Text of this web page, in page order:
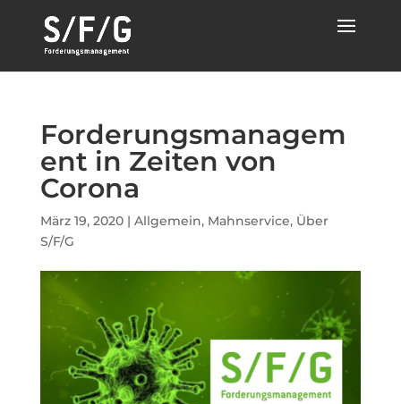
Forderungsmanagem
ent in Zeiten von
Corona
März 19, 2020| Allgemein, Mahnservice, Über
S/F/G